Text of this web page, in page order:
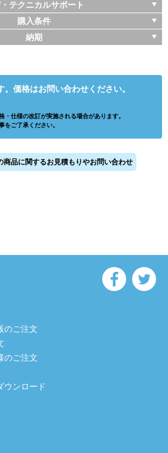
テクニカルサポート
購入条件
納期
。価格はお問い合わせください。
・仕様の改訂が実施される場合があります。
をご了承ください。
商品に関するお見積もりやお問い合わせ
のご注文
のご注文
ウンロード